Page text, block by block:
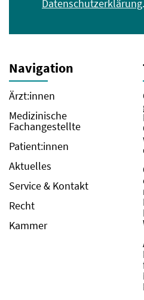
Datenschutzerklärung.
Navigation
Ärzt:innen
Medizinische
Fachangestellte
Patient:innen
Aktuelles
Service & Kontakt
Recht
Kammer